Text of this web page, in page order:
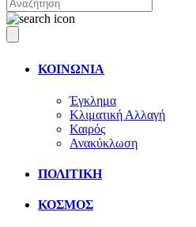
ΚΟΙΝΩΝΙΑ
Έγκλημα
Κλιματική Αλλαγή
Καιρός
Ανακύκλωση
ΠΟΛΙΤΙΚΗ
ΚΟΣΜΟΣ